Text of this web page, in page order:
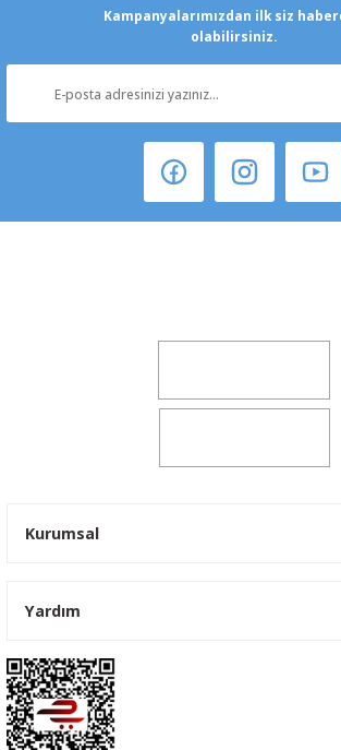
Kampanyalarımızdan ilk siz
olabilirsiniz.
Kurumsal
Yardım